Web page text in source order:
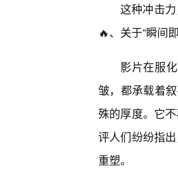
这种冲击
🔥、关于“瞬间
影片在服
皱，都承载着
殊的厚度。它
评人们纷纷指
重塑。